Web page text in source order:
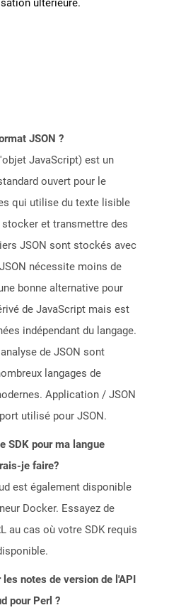
ultérieure.
JSON ?
JavaScript) est un
ouvert pour le
qui utilise du texte lisible
et transmettre des
JSON sont stockés avec
nécessite moins de
bonne alternative pour
de JavaScript mais est
indépendant du langage.
de JSON sont
langages de
Application / JSON
utilisé pour JSON.
SDK pour ma langue
je faire?
est également disponible
Docker. Essayez de
au cas où votre SDK requis
notes de version de l'API
pour Perl ?